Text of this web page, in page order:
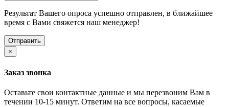
Результат Вашего опроса успешно отправлен, в ближайшее
время с Вами свяжется наш менеджер!
×
Заказ звонка
Оставьте свои контактные данные и мы перезвоним Вам в
течении 10-15 минут. Ответим на все вопросы, касаемые